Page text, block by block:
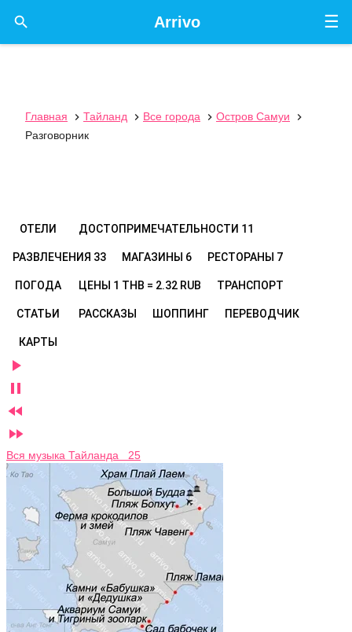
☰
Arrivo

Главная  Тайланд  Все города  Остров Самуи

Разговорник
ОТЕЛИ ДОСТОПРИМЕЧАТЕЛЬНОСТИ 11
РАЗВЛЕЧЕНИЯ 33 МАГАЗИНЫ 6 РЕСТОРАНЫ 7
ПОГОДА ЦЕНЫ 1 THB = 2.32 RUB ТРАНСПОРТ
СТАТЬИ РАССКАЗЫ ШОППИНГ ПЕРЕВОДЧИК
КАРТЫ




Вся музыка Тайланда 25